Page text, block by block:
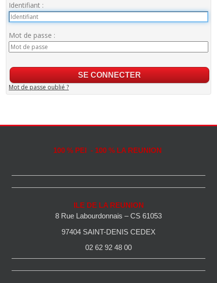
Identifiant :
Mot de passe :
Mot de passe oublié ?
100 % PEI - 100 % LA REUNION
ILE DE LA REUNION
8 Rue Labourdonnais – CS 61053
97404 SAINT-DENIS CEDEX
02 62 92 48 00